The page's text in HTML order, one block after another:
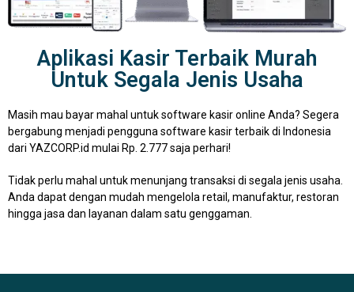
Aplikasi Kasir Terbaik Murah
Untuk Segala Jenis Usaha
Masih mau bayar mahal untuk software kasir online Anda? Segera
bergabung menjadi pengguna software kasir terbaik di Indonesia
dari YAZCORP.id mulai Rp. 2.777 saja perhari!
Tidak perlu mahal untuk menunjang transaksi di segala jenis usaha.
Anda dapat dengan mudah mengelola retail, manufaktur, restoran
hingga jasa dan layanan dalam satu genggaman.